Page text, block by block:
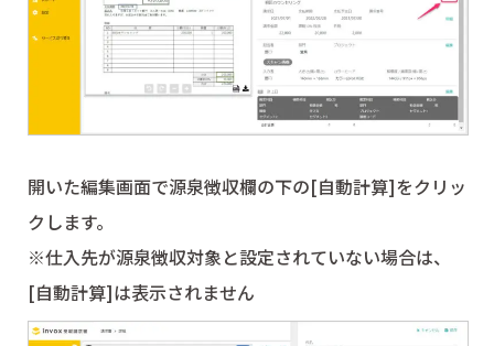
開いた編集画面で源泉徴収欄の下の[自動計算]をクリッ
クします。
※仕入先が源泉徴収対象と設定されていない場合は、
[自動計算]は表示されません